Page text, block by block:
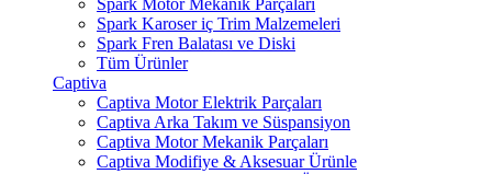
Spark Motor Mekanik Parçaları
Spark Karoser iç Trim Malzemeleri
Spark Fren Balatası ve Diski
Tüm Ürünler
Captiva
Captiva Motor Elektrik Parçaları
Captiva Arka Takım ve Süspansiyon
Captiva Motor Mekanik Parçaları
Captiva Modifiye & Aksesuar Ürünle